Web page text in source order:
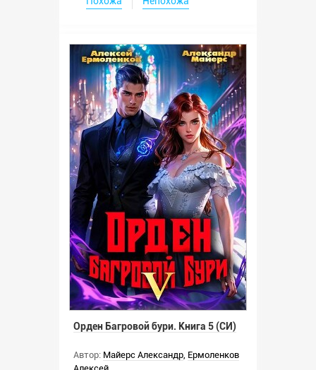
Орден Багровой бури. Книга 5 (СИ)
Автор: Майерс Александр, Ермоленков